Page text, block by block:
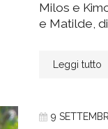
Milos e
e Matilde, di
Leggi tutto
9